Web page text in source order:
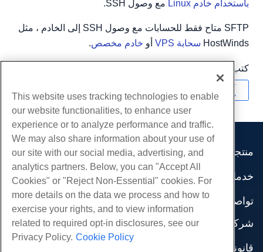
باستخدام خادم Linux
مع وصول SSH.
SFTP متاح فقط للحسابات مع وصول SSH إلى الخادم ، مثل
HostWinds سحابة VPS أو خادم مخصص.
كتب بواسطة
منتجات
استضافة الموقع
استضافة الأعمال
موزع استضافة
موزع العلامة البيضاء
إدارة لينكس VPS
لينكس غير المدارة VPS
خدمات
هجرات الموقع
تواصل اجتماعي
وثائق المنتج
مدونة
شركة
قانوني
This website uses tracking technologies to enable
our website functionalities, to enhance user
experience or to analyze performance and traffic.
We may also share information about your use of
our site with our social media, advertising, and
analytics partners. Below, you can "Accept All
Cookies" or "Reject Non-Essential" cookies. For
more details on the data we process and how to
exercise your rights, and to view information
related to required opt-in disclosures, see our
Privacy Policy. Cookie Policy